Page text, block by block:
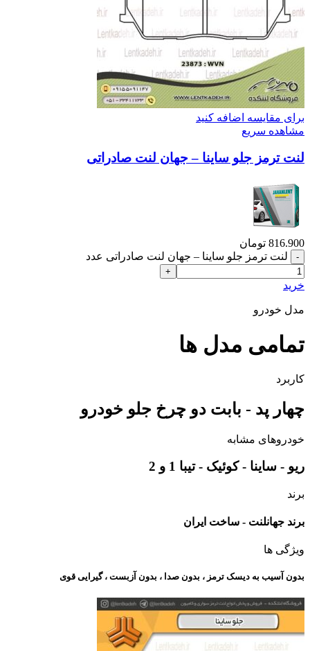
برای مقایسه اضافه کنید
مشاهده سریع
لنت ترمز جلو ساینا – جهان لنت صادراتی
816.900 تومان
لنت ترمز جلو ساینا – جهان لنت صادراتی عدد
خرید
مدل خودرو
تمامی مدل ها
کاربرد
چهار پد - بابت دو چرخ جلو خودرو
خودروهای مشابه
ریو - ساینا - کوئیک - تیبا 1 و 2
برند
برند جهانلنت - ساخت ایران
ویژگی ها
بدون آسیب به دیسک ترمز ، بدون صدا ، بدون آزبست ، گیرایی قوی​